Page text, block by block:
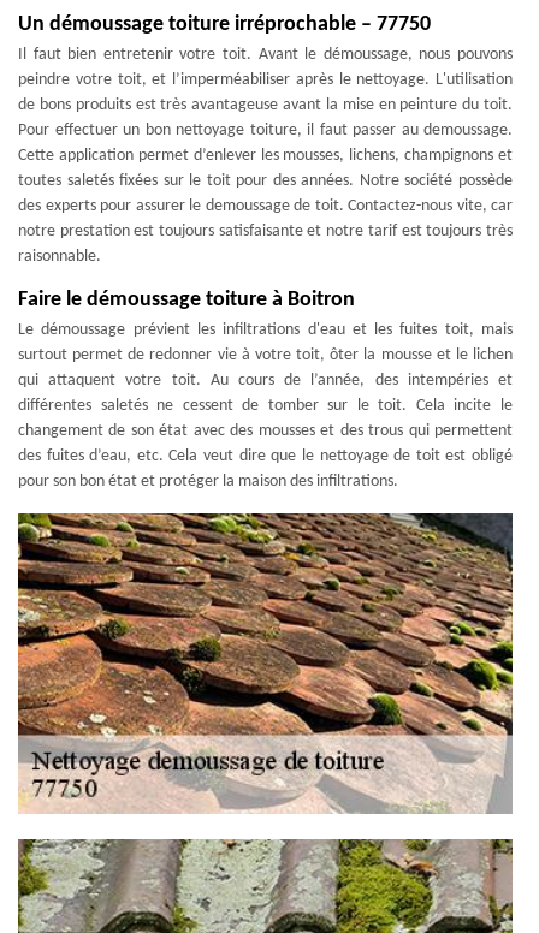
Un démoussage toiture irréprochable – 77750
Il faut bien entretenir votre toit. Avant le démoussage, nous pouvons
peindre votre toit, et l’imperméabiliser après le nettoyage. L'utilisation
de bons produits est très avantageuse avant la mise en peinture du toit.
Pour effectuer un bon nettoyage toiture, il faut passer au demoussage.
Cette application permet d’enlever les mousses, lichens, champignons et
toutes saletés fixées sur le toit pour des années. Notre société possède
des experts pour assurer le demoussage de toit. Contactez-nous vite, car
notre prestation est toujours satisfaisante et notre tarif est toujours très
raisonnable.
Faire le démoussage toiture à Boitron
Le démoussage prévient les infiltrations d'eau et les fuites toit, mais
surtout permet de redonner vie à votre toit, ôter la mousse et le lichen
qui attaquent votre toit. Au cours de l’année, des intempéries et
différentes saletés ne cessent de tomber sur le toit. Cela incite le
changement de son état avec des mousses et des trous qui permettent
des fuites d’eau, etc. Cela veut dire que le nettoyage de toit est obligé
pour son bon état et protéger la maison des infiltrations.